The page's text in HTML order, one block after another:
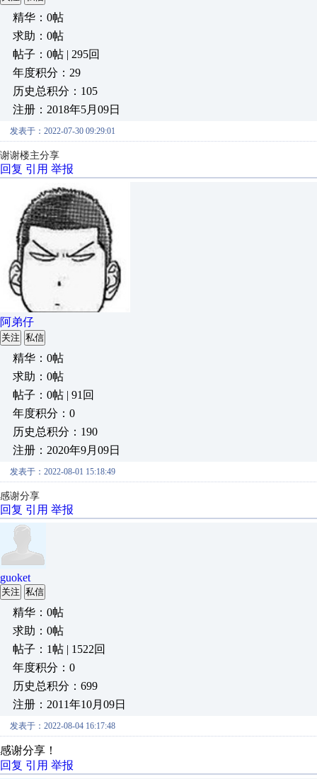
精华：0帖
求助：0帖
帖子：0帖 | 295回
年度积分：29
历史总积分：105
注册：2018年5月09日
发表于：2022-07-30 09:29:01
谢谢楼主分享
回复 引用 举报
阿弟仔
关注 私信
精华：0帖
求助：0帖
帖子：0帖 | 91回
年度积分：0
历史总积分：190
注册：2020年9月09日
发表于：2022-08-01 15:18:49
感谢分享
回复 引用 举报
guoket
关注 私信
精华：0帖
求助：0帖
帖子：1帖 | 1522回
年度积分：0
历史总积分：699
注册：2011年10月09日
发表于：2022-08-04 16:17:48
感谢分享！
回复 引用 举报